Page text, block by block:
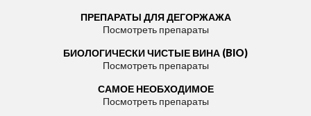
ПРЕПАРАТЫ ДЛЯ ДЕГОРЖАЖА
Посмотреть препараты
БИОЛОГИЧЕСКИ ЧИСТЫЕ ВИНА (BIO)
Посмотреть препараты
САМОЕ НЕОБХОДИМОЕ
Посмотреть препараты